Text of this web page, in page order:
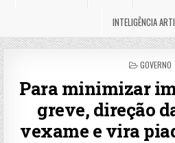
INTELIGÊNCIA
POSTED
GOVERNO
Para minimizar
greve, direção
vexame e vira